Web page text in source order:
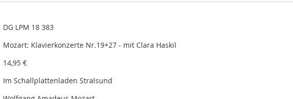
DG LPM 18 383
Mozart: Klavierkonzerte Nr.19+27 - mit Clara Haskil
14,95 €
Im Schallplattenladen Stralsund